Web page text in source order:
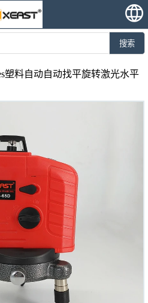
搜索
塑料自动自动找平旋转激光水平